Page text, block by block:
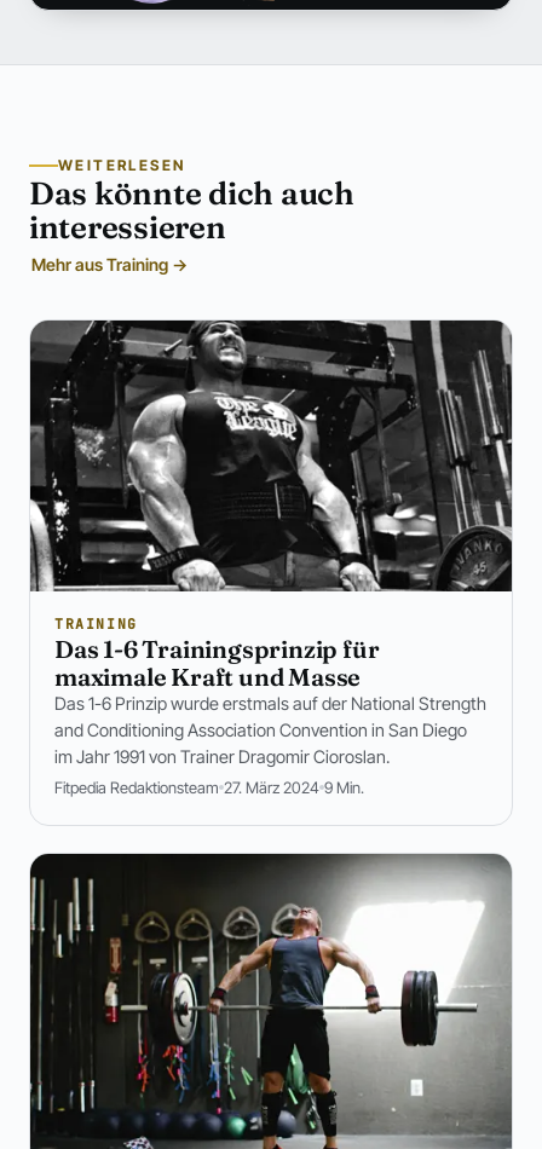
WEITERLESEN
Das könnte dich auch
interessieren
Mehr aus Training →
TRAINING
Das 1-6 Trainingsprinzip für
maximale Kraft und Masse
Das 1-6 Prinzip wurde erstmals auf der National Strength
and Conditioning Association Convention in San Diego
im Jahr 1991 von Trainer Dragomir Cioroslan.
Fitpedia Redaktionsteam 27. März 2024 9 Min.